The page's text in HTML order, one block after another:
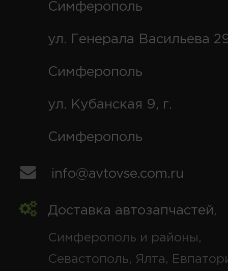
Симферополь
ул. Генерала Васильева
Симферополь
ул. Кубанская 9, г.
Симферополь
info@avtovse.com.ru
Доставка автозапчастей,
Симферополь и районы,
Севастополь, Ялта,